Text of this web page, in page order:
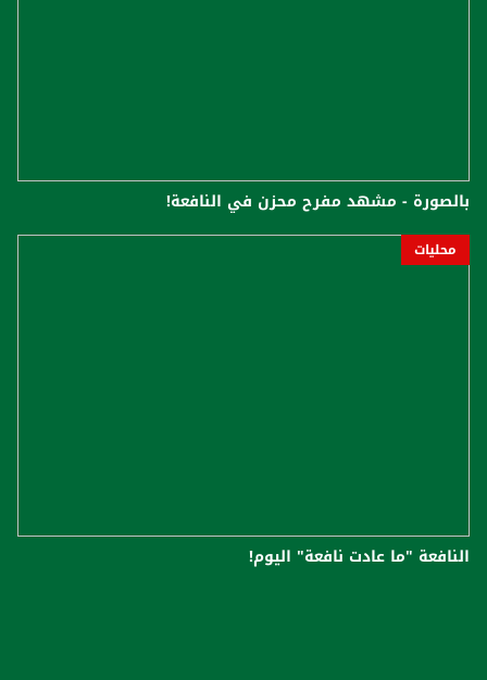
بالصورة - مشهد مفرح محزن في النافعة!
محليات
النافعة "ما عادت نافعة" اليوم!